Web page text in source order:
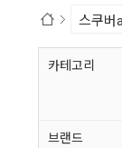
카테고리
브랜드